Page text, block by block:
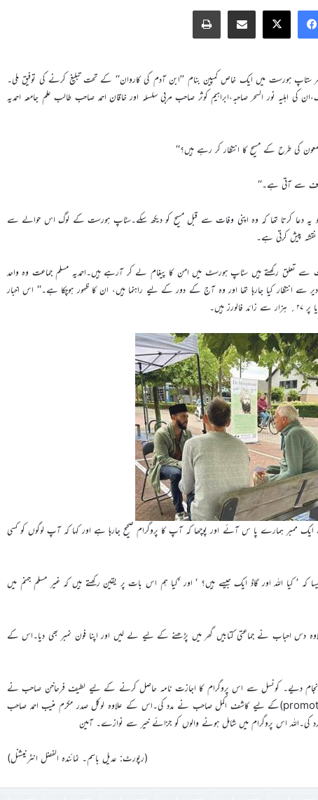
Facebook
X
Share via Email
Print
کے شہر ستاپ ہورست میں ایک خاص کمپین بنام ’’ابن آدم کی کاروان‘‘ کے تحت تبلیغ کرنے کی توفیق ملی۔
اہلیہ نور السحر صاحبہ،ابراہیم کوثر صاحب مربی سلسلہ اور خاقان احمد صاحب طالب علم جامعہ احمدیہ
کی طرح کے مسیح کا انتظار کر رہے ہیں؟‘‘
سے آتی ہے۔‘‘
دعا کرتا تھا کہ وہ اپنی وفات سے قبل مسیح کو دیکھ سکے۔سٹاپ ہورست کے لوگ اس حوالے سے
نقشہ پیش کرتی ہے۔
سے تعلق رکھتے ہیں سٹاپ ہورسٹ میں امن کا پیغام لے کر آرہے ہیں۔احمدیہ مسلم جماعت وہ واحد
انتظار کیا جارہا تھا اور وہ آج کے دور کے لیے راہنما ہیں، ان کا ظہور ہوچکا ہے۔‘‘ اس اخبار
ہمارے پا س آئے اور پوچھا کہ آپ کا پروگرام صحیح جارہا ہے اور کہا کہ آپ لوگوں کو کسی
کیا اللہ اور گاڈ ایک جیسے ہیں؟ ‘ اور ’کیا ہم اس بات پر یقین رکھتے ہیں کہ غیر مسلم جہنم میں
دس احباب نے جماعتی کتابیں گھر میں پڑھنے کے لیے لے لیں اور اپنا فون نمبر بھی دیا۔اس کے
دیے۔ کونسل سے اس پروگرام کا اجازت نامہ حاصل کرنے کے لیے لطیف فرحاخن صاحب نے
مدد کی اس پروگرام کی سوشل میڈیا اور اخبار میں پروموشن (promotion)کے لیے کاشف اکمل صاحب نے مدد کی۔اس کے علاوہ لوکل صدر مکرم منیب احمد صاحب
کی۔اللہ اس پروگرام میں شامل ہونے والوں کو جزائے خیر سے نوازے۔ آمین
(رپورٹ: عدیل باسم۔ نمائندہ الفضل انٹرنیشنل)